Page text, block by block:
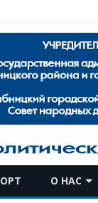
О НАС